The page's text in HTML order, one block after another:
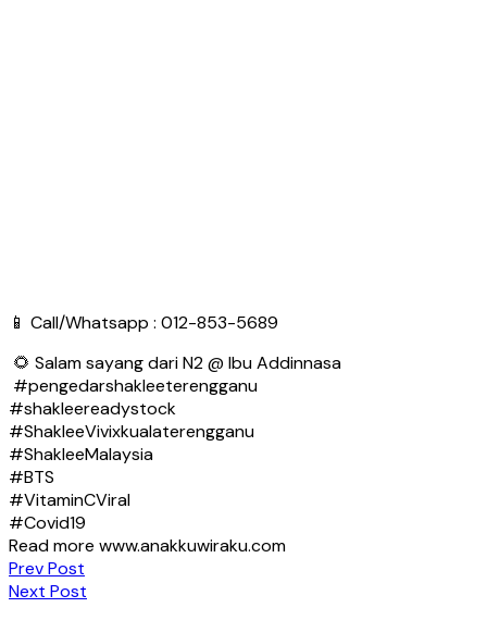
📱 Call/Whatsapp : 012-853-5689
🌻 Salam sayang dari N2 @ Ibu Addinnasa
#pengedarshakleeterengganu
#shakleereadystock
#ShakleeVivixkualaterengganu
#ShakleeMalaysia
#BTS
#VitaminCViral
#Covid19
Read more www.anakkuwiraku.com
Post
navigation
Prev Post
Next Post